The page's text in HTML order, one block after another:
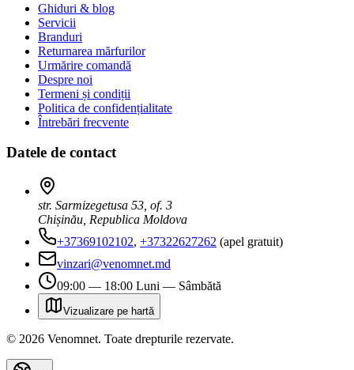
Ghiduri & blog
Servicii
Branduri
Returnarea mărfurilor
Urmărire comandă
Despre noi
Termeni și condiții
Politica de confidențialitate
Întrebări frecvente
Datele de contact
str. Sarmizegetusa 53, of. 3
Chișinău, Republica Moldova
+37369102102, +37322627262 (apel gratuit)
vinzari@venomnet.md
09:00 — 18:00 Luni — Sâmbătă
Vizualizare pe hartă
© 2026 Venomnet. Toate drepturile rezervate.